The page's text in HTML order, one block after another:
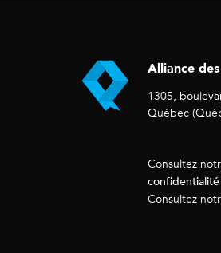
Alliance
1305,
Québec
Consultez
confidentialité
Consultez